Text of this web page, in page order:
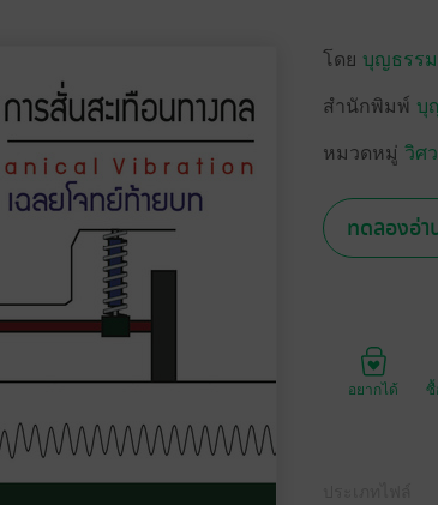
โดย บุญธรรม
สำนักพิมพ์ บุ
หมวดหมู่ วิศ
ทดลองอ่า
อยากได้ ซื้